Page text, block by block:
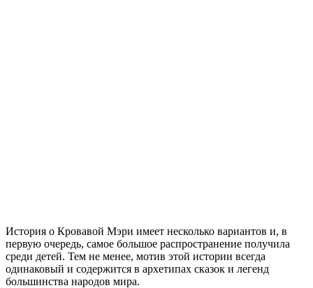
История о Кровавой Мэри имеет несколько вариантов и, в
первую очередь, самое большое распространение получила
среди детей. Тем не менее, мотив этой истории всегда
одинаковый и содержится в архетипах сказок и легенд
большинства народов мира.